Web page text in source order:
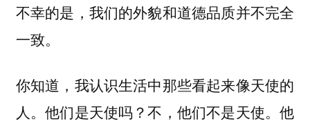
不幸的是，我们的外貌和道德品质并不完全
一致。
你知道，我认识生活中那些看起来像天使的
人。他们是天使吗？不，他们不是天使。他